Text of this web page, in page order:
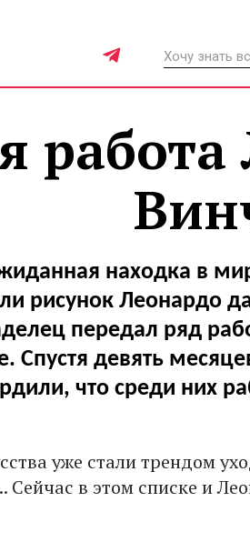
работа
находка в
рисунок Леонардо
передал ряд
Спустя девять
что среди них
уже стали трендом
Сейчас в этом списке и